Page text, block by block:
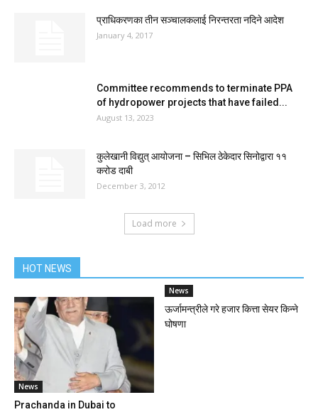
प्राधिकरणका तीन सञ्चालकलाई निरन्तरता नदिने आदेश
January 4, 2017
Committee recommends to terminate PPA
of hydropower projects that have failed...
August 13, 2023
कुलेखानी विद्युत् आयोजना – सिभिल ठेकेदार सिनोद्वारा ११
करोड दाबी
December 3, 2012
Load more
HOT NEWS
News
Prachanda in Dubai to
News
ऊर्जामन्त्रीले गरे हजार कित्ता सेयर किन्ने
घोषणा